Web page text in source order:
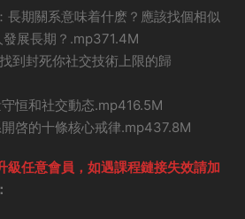
長期關系意味着什麽？應該找個相似
展長期？.mp371.4M
到封死你社交技術上限的歸
恒和社交動态.mp416.5M
啓的十條核心戒律.mp437.8M
級任意會員， 如遇課程鏈接失效請加
：